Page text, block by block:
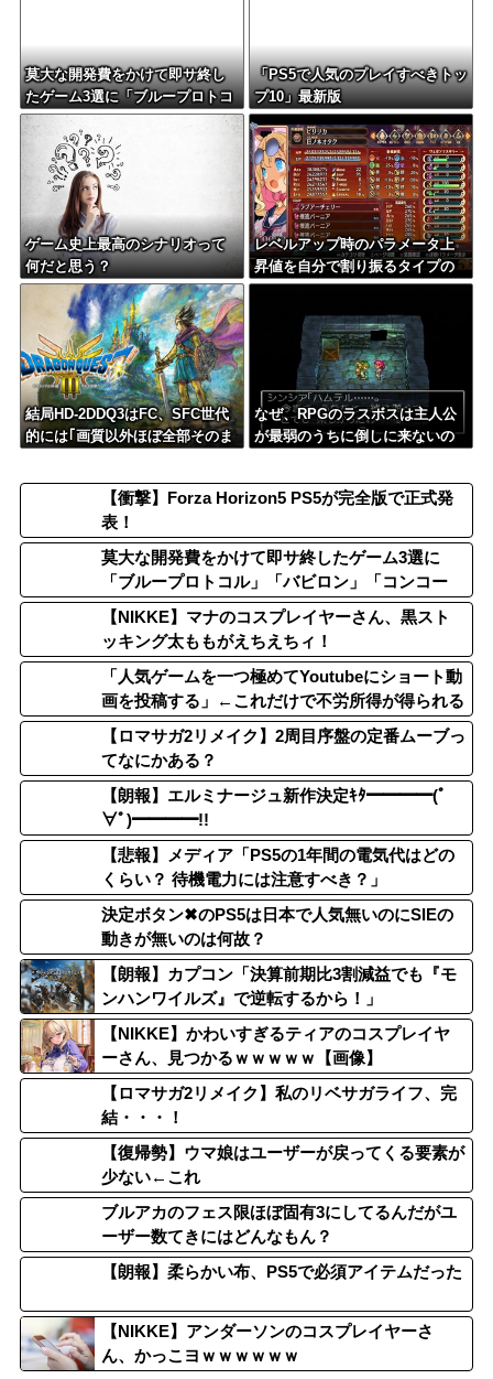
莫大な開発費をかけて即サ終し
たゲーム3選に「ブループロトコ
ル」「バビロン」「コンコー
「PS5で人気のプレイすべきトッ
プ10」最新版
ゲーム史上最高のシナリオって
何だと思う？
レベルアップ時のパラメータ上
昇値を自分で割り振るタイプの
ゲーム嫌い
結局HD-2DDQ3はFC、SFC世代
的には｢画質以外ほぼ全部そのま
なぜ、RPGのラスボスは主人公
が最弱のうちに倒しに来ないの
【衝撃】Forza Horizon5 PS5が完全版で正式発
表！
莫大な開発費をかけて即サ終したゲーム3選に
「ブループロトコル」「バビロン」「コンコー
ド」
【NIKKE】マナのコスプレイヤーさん、黒スト
ッキング太ももがえちえちィ！
「人気ゲームを一つ極めてYoutubeにショート動
画を投稿する」←これだけで不労所得が得られる
【ロマサガ2リメイク】2周目序盤の定番ムーブっ
てなにかある？
【朗報】エルミナージュ新作決定ｷﾀ━━━━(ﾟ
∀ﾟ)━━━━!!
【悲報】メディア「PS5の1年間の電気代はどの
くらい？ 待機電力には注意すべき？」
決定ボタン✖のPS5は日本で人気無いのにSIEの
動きが無いのは何故？
【朗報】カプコン「決算前期比3割減益でも『モ
ンハンワイルズ』で逆転するから！」
【NIKKE】かわいすぎるティアのコスプレイヤ
ーさん、見つかるｗｗｗｗｗ【画像】
【ロマサガ2リメイク】私のリベサガライフ、完
結・・・！
【復帰勢】ウマ娘はユーザーが戻ってくる要素が
少ない←これ
ブルアカのフェス限ほぼ固有3にしてるんだがユ
ーザー数てきにはどんなもん？
【朗報】柔らかい布、PS5で必須アイテムだった
【NIKKE】アンダーソンのコスプレイヤーさ
ん、かっこヨｗｗｗｗｗｗ